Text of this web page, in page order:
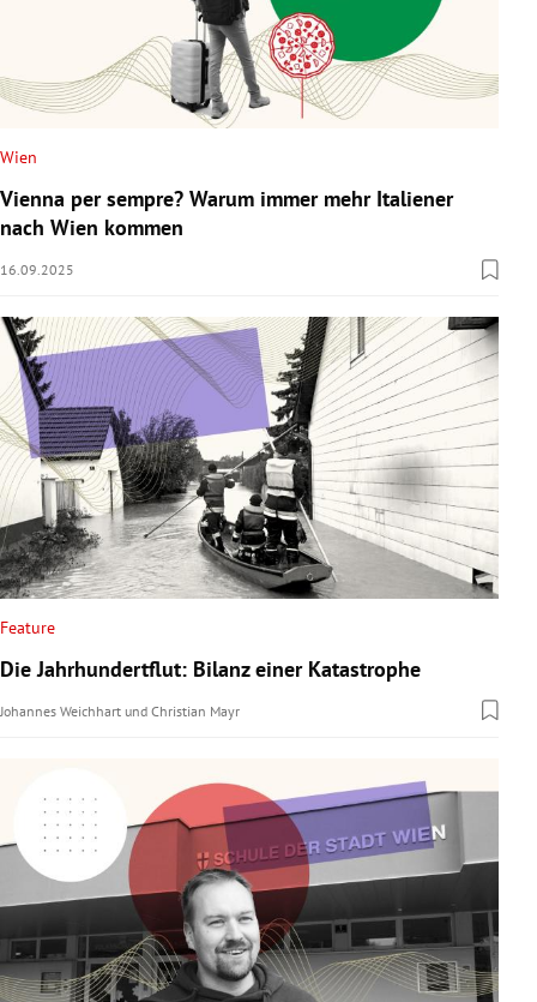
Wien
Vienna per sempre? Warum immer mehr Italiener
nach Wien kommen
16.09.2025
Feature
Die Jahrhundertflut: Bilanz einer Katastrophe
Johannes Weichhart und Christian Mayr